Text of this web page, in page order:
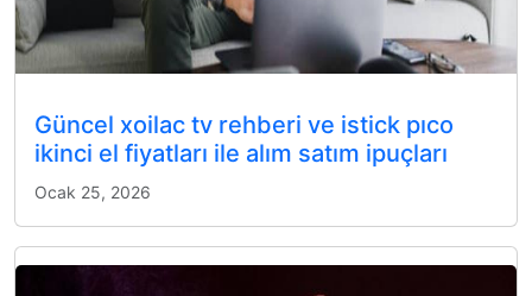
Güncel xoilac tv rehberi ve istick pıco
ikinci el fiyatları ile alım satım ipuçları
Ocak 25, 2026